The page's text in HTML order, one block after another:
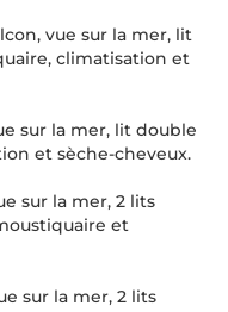
vue sur la mer, lit
climatisation et
sur la mer, lit double
et sèche-cheveux.
sur la mer, 2 lits
et
sur la mer, 2 lits